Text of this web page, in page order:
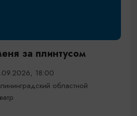
за плинтусом
18:00
областной